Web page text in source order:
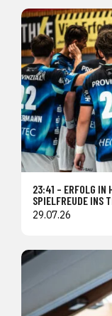
23:41 – ERFOLG IN
SPIELFREUDE INS
29.07.26